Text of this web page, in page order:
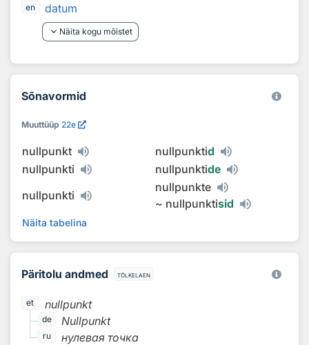
en
datum
keyboard_arrow_down Näita kogu mõistet
Sõnavormid
Muuttüüp 22e
nullpunkt nullpunktid
nullpunkti
nullpunktide
nullpunkti
nullpunkte
~ nullpunktisid
Näita tabelina
Päritolu andmed tõlkelaen
et nullpunkt
de Nullpunkt
ru нулевая точка